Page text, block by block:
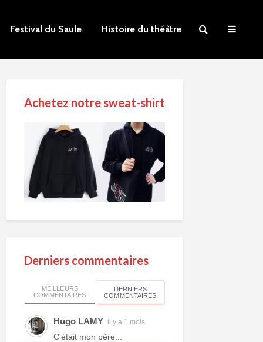
Festival du Saule Histoire du théâtre
Achetez notre sweat-shirt
Derniers commentaires
MEILLEURS
COMMENTAIRES
DERNIERS
COMMENTAIRES
Hugo LAMY il y a 1 mois
C'était mon père...